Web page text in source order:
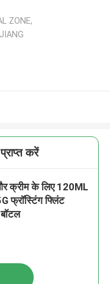
ZONE,
करें
क्रीम के लिए 120ML
फ्रॉस्टिंग फ्लिंट